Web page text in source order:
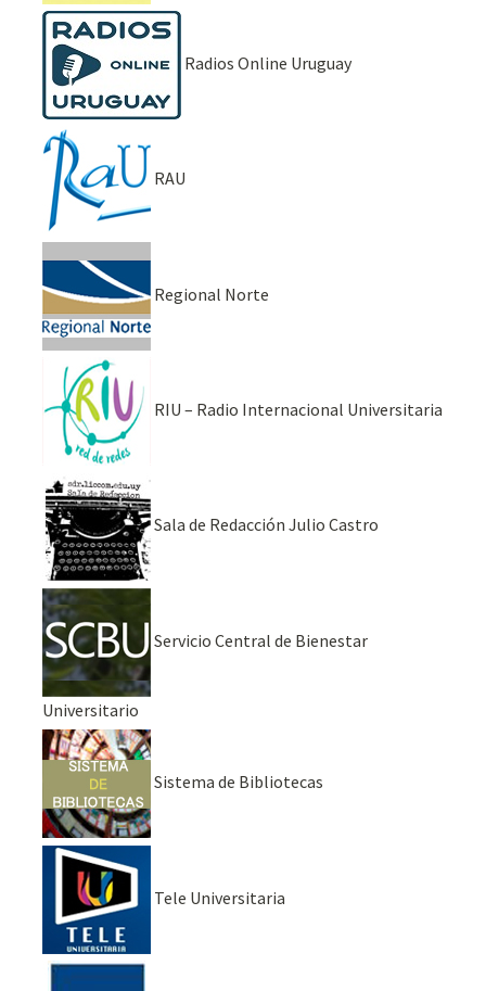
Radios Online Uruguay
RAU
Regional Norte
RIU – Radio Internacional Universitaria
Sala de Redacción Julio Castro
Servicio Central de Bienestar
Universitario
Sistema de Bibliotecas
Tele Universitaria